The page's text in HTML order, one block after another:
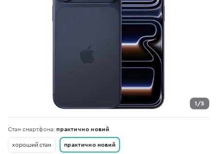
1/5
Стан смартфона: практично новий
хороший стан практично новий